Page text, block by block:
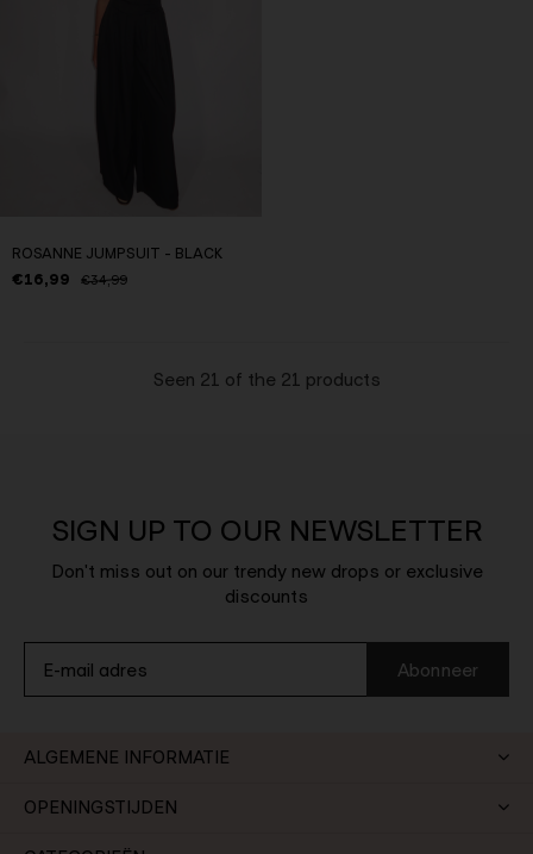
ROSANNE JUMPSUIT - BLACK
€16,99
€34,99
Seen 21 of the 21 products
SIGN UP TO OUR NEWSLETTER
Don't miss out on our trendy new drops or exclusive
discounts
Abonneer
ALGEMENE INFORMATIE
OPENINGSTIJDEN